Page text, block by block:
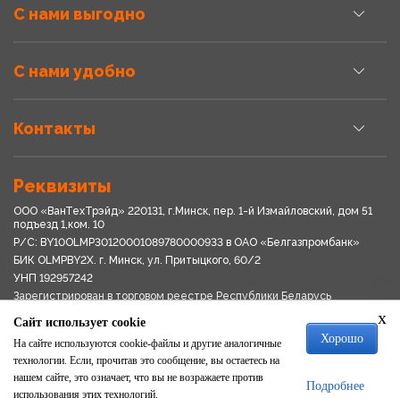
С нами выгодно
С нами удобно
Контакты
Реквизиты
ООО «ВанТехТрэйд» 220131, г.Минск, пер. 1-й Измайловский, дом 51
подъезд 1,ком. 10
Р/С: BY10OLMP30120001089780000933 в OАО «Белгазпромбанк»
БИК OLMPBY2X. г. Минск, ул. Притыцкого, 60/2
УНП 192957242
Зарегистрирован в торговом реестре Республики Беларусь
Свидетельство о регистрации № 192957242выдано 18.08.2017
Мингориспоплком
Политика обработки персональных данных
Положение о системе видеонаблюдения
Политика в отношении обработки файлов cookie
x
Сайт использует cookie
На сайте используются cookie-файлы и другие аналогичные
технологии. Если, прочитав это сообщение, вы остаетесь на
нашем сайте, это означает, что вы не возражаете против
использования этих технологий.
Хорошо
Подробнее